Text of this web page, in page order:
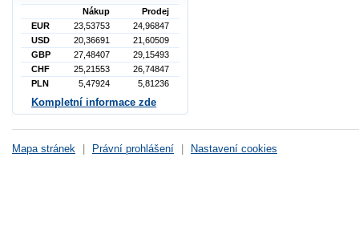
Nákup
Prodej
EUR
23,53753
24,96847
USD
20,36691
21,60509
GBP
27,48407
29,15493
CHF
25,21553
26,74847
PLN
5,47924 5,81236
Kompletní informace zde
Mapa stránek Právní prohlášení Nastavení cookies